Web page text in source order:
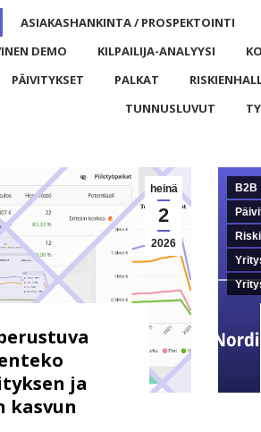
ASIAKASHANKINTA / PROSPEKTOINTI
DEMO
KILPAILIJA-ANALYYSI
PÄIVITYKSET PALKAT
TUNNUSLUVUT
heinä
2
2026
ja
kasvun
B2B